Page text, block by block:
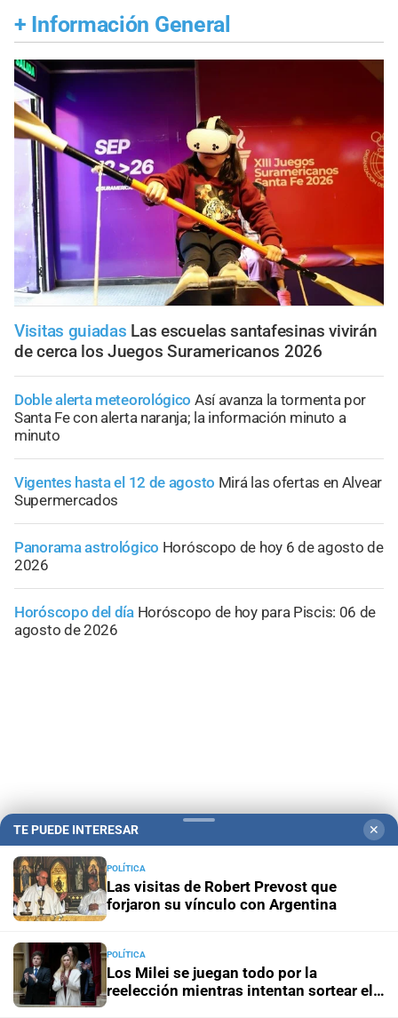
+ Información General
Visitas guiadas Las escuelas santafesinas vivirán
de cerca los Juegos Suramericanos 2026
Doble alerta meteorológico Así avanza la tormenta por
Santa Fe con alerta naranja; la información minuto a
minuto
Vigentes hasta el 12 de agosto Mirá las ofertas en Alvear
Supermercados
Panorama astrológico Horóscopo de hoy 6 de agosto de
2026
Horóscopo del día Horóscopo de hoy para Piscis: 06 de
agosto de 2026
Campolitoral Revista Nosotros Clasificados
CYD Litoral
Podcasts Mirador Provincial
Puerto Negocios
TE PUEDE INTERESAR ✕
POLÍTICA
Las visitas de Robert Prevost que
forjaron su vínculo con Argentina
POLÍTICA
Los Milei se juegan todo por la
reelección mientras intentan sortear el